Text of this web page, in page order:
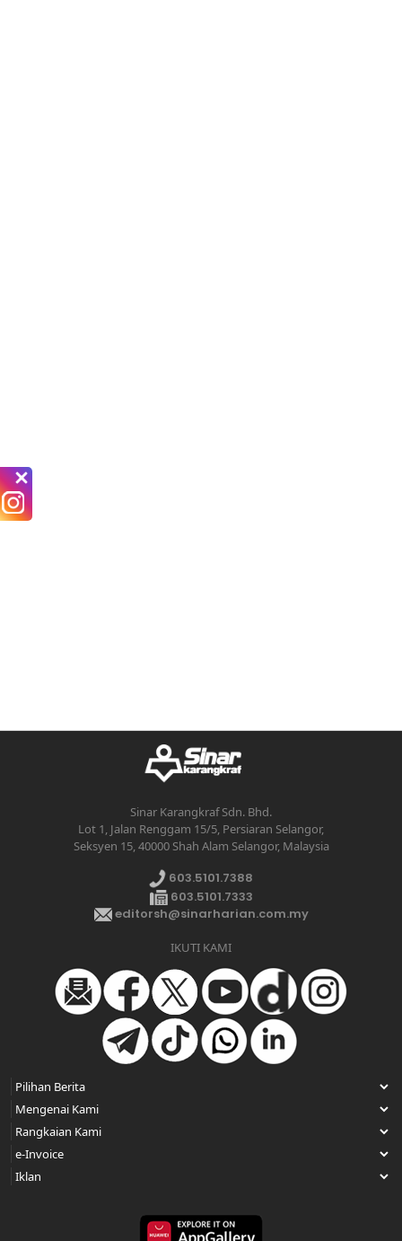
Sinar Karangkraf Sdn. Bhd.
Lot 1, Jalan Renggam 15/5, Persiaran Selangor,
Seksyen 15, 40000 Shah Alam Selangor, Malaysia
603.5101.7388
603.5101.7333
editorsh@sinarharian.com.my
IKUTI KAMI